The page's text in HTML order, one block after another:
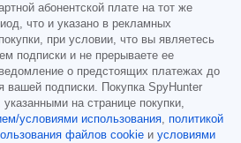
абонентской плате на тот же
что и указано в рекламных
при условии, что вы являетесь
подписки и не прерываете ее
о предстоящих платежах до
вашей подписки. Покупка SpyHunter
на странице покупки,
условиями использования, политикой
файлов cookie и условиями